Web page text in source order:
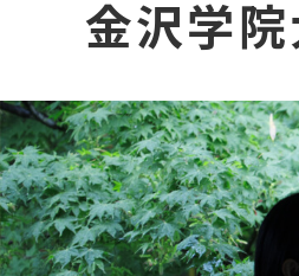
金沢学院